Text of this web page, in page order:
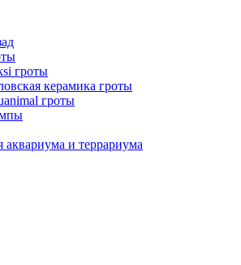
гроты
керамика гроты
гроты
аквариума и террариума